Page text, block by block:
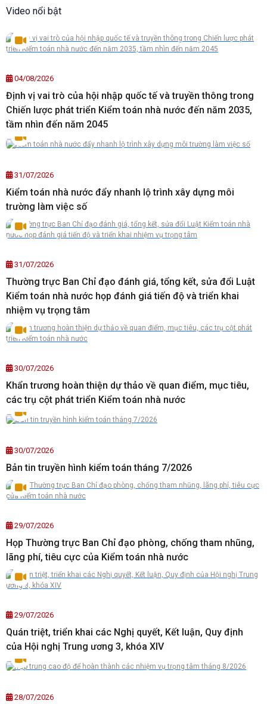
Video nổi bật
04/08/2026
Định vị vai trò của hội nhập quốc tế và truyền thông trong
Chiến lược phát triển Kiểm toán nhà nước đến năm 2035,
tầm nhìn đến năm 2045
31/07/2026
Kiểm toán nhà nước đẩy nhanh lộ trình xây dựng môi
trường làm việc số
31/07/2026
Thường trực Ban Chỉ đạo đánh giá, tổng kết, sửa đổi Luật
Kiểm toán nhà nước họp đánh giá tiến độ và triển khai
nhiệm vụ trọng tâm
30/07/2026
Khẩn trương hoàn thiện dự thảo về quan điểm, mục tiêu,
các trụ cột phát triển Kiểm toán nhà nước
30/07/2026
Bản tin truyền hình kiểm toán tháng 7/2026
29/07/2026
Họp Thường trực Ban Chỉ đạo phòng, chống tham nhũng,
lãng phí, tiêu cực của Kiểm toán nhà nước
29/07/2026
Quán triệt, triển khai các Nghị quyết, Kết luận, Quy định
của Hội nghị Trung ương 3, khóa XIV
28/07/2026